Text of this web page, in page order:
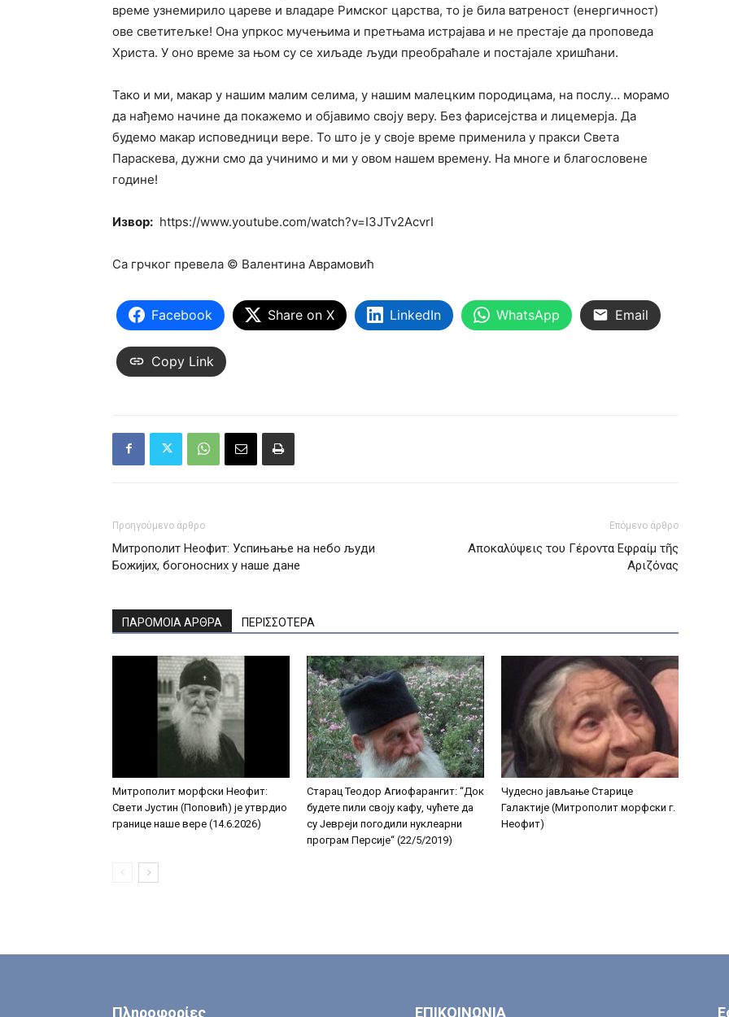
време узнемирило цареве и владаре Римског царства, то је била ватреност (енергичност)
ове светитељке! Она упркос мучењима и претњама истрајава и не престаје да проповеда
Христа. У оно време за њом су се хиљаде људи преобраћале и постајале хришћани.
Тако и ми, макар у нашим малим селима, у нашим малецким породицама, на послу… морамо
да нађемо начине да покажемо и објавимо своју веру. Без фарисејства и лицемерја. Да
будемо макар исповедници вере. То што је у своје време применила у пракси Света
Параскева, дужни смо да учинимо и ми у овом нашем времену. На многе и благословене
године!
Извор: https://www.youtube.com/watch?v=I3JTv2AcvrI
Са грчког превела © Валентина Аврамовић
Facebook Share on X LinkedIn WhatsApp Email
Copy Link
Προηγούμενο άρθρο
Митрополит Неофит: Успињање на небо људи
Божијих, богоносних у наше дане
Επόμενο άρθρο
Αποκαλύψεις του Γέροντα Εφραίμ τῆς
Αριζόνας
ΠΑΡΟΜΟΙΑ ΑΡΘΡΑ ΠΕΡΙΣΣΟΤΕΡΑ
Митрополит морфски Неофит:
Свети Јустин (Поповић) је утврдио
границе наше вере (14.6.2026)
Старац Теодор Агиофарангит: “Док
будете пили своју кафу, чућете да
су Јевреји погодили нуклеарни
програм Персије“ (22/5/2019)
Чудесно јављање Старице
Галактије (Митрополит морфски г.
Неофит)
Πληροφορίες ΕΠΙΚΟΙΝΩΝΙΑ